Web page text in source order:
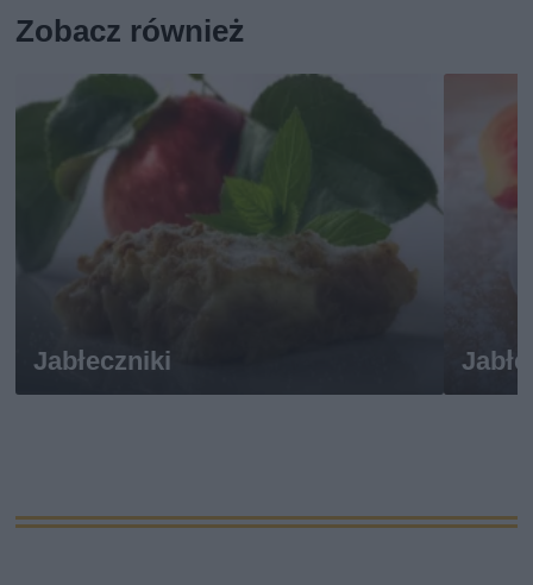
Zobacz również
Jabłeczniki